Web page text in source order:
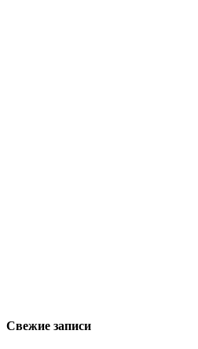
Свежие записи